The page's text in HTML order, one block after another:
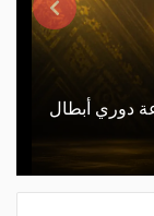
دوري أبطال